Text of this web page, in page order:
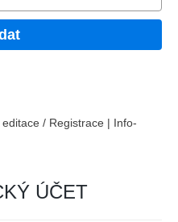
/ Registrace | Info-
ÚČET